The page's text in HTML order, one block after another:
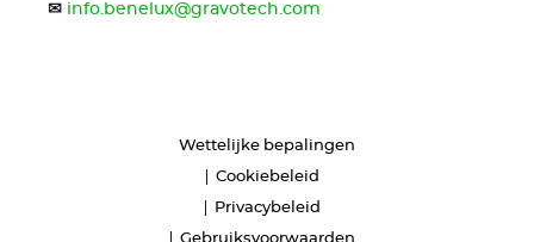
✉ info.benelux@gravotech.com
Wettelijke bepalingen
Cookiebeleid
Privacybeleid